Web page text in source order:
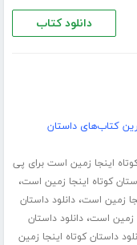
دانلود کتاب
کتاب‌های داستان
اینجا زمین است برای پی
کوتاه اینجا زمین است،
زمین است،دانلود داستان
زمین است،دانلود داستان
داستان کوتاه اینجا زمین